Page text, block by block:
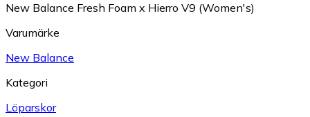
New Balance Fresh Foam x Hierro V9 (Women's)
Varumärke
New Balance
Kategori
Löparskor